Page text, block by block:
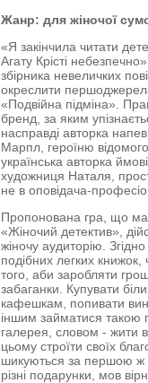
Жанр: для жіночої
«Я закінчила читати
Агату Крісті
збірника невеличких
окреслити
«Подвійна підміна».
бренд, за яким
насправді авторка
Марпл, героїню
українська авторка
художниця Наталя,
не в оповідача-
Пропонована гра, що
«Жіночий детектив»,
жіночу аудиторію.
подібних легких
того, аби заробляти
забаганки. Купувати
кафешкам, попивати
іншим займатися
галерея, словом - жити
цьому строїти своїх
шикуються за першою ж
різні подарунки, мов